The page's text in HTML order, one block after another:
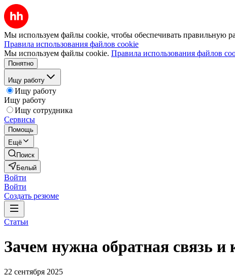
Мы используем файлы cookie, чтобы обеспечивать правильную
Правила использования файлов cookie
Мы используем файлы cookie. Правила использования файлов
Понятно
Ищу работу
Ищу работу
Ищу работу
Ищу сотрудника
Сервисы
Помощь
Ещё
Поиск
Белый
Войти
Войти
Создать резюме
Статьи
Зачем нужна обратная связь и
22 сентября 2025